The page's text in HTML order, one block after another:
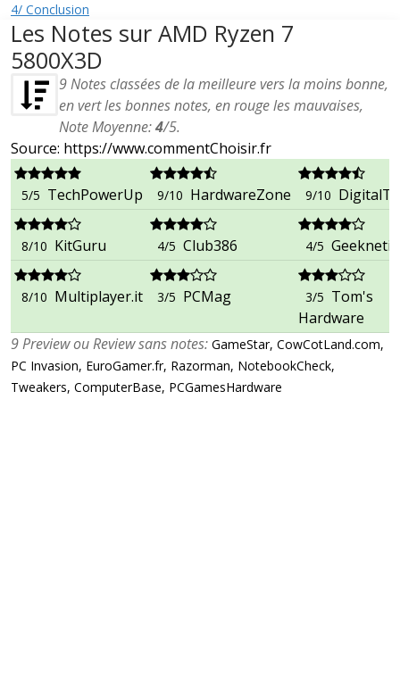
4/ Conclusion
Les Notes sur AMD Ryzen 7
5800X3D
9Notes classées de la meilleure vers la moins bonne,
en vert les bonnes notes, en rouge les mauvaises,
Note Moyenne:4/5.
Source: https://www.commentChoisir.fr
5/5 TechPowerUp 9/10 HardwareZone 9/10
8/10 KitGuru 4/5 Club386 4/5 Geeknetic
8/10 Multiplayer.it 3/5 PCMag 3/5 Tom's
Hardware
9 Preview ou Review sans notes: GameStar, CowCotLand.com,
PC Invasion, EuroGamer.fr, Razorman, NotebookCheck,
Tweakers, ComputerBase, PCGamesHardware